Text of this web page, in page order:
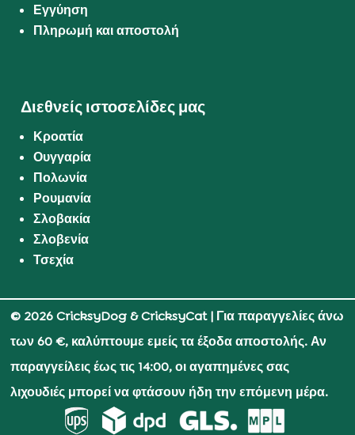
Εγγύηση
Πληρωμή και αποστολή
Διεθνείς ιστοσελίδες μας
Κροατία
Ουγγαρία
Πολωνία
Ρουμανία
Σλοβακία
Σλοβενία
Τσεχία
© 2026 CricksyDog & CricksyCat| Για παραγγελίες άνω
των 60 €, καλύπτουμε εμείς τα έξοδα αποστολής. Αν
παραγγείλεις έως τις 14:00, οι αγαπημένες σας
λιχουδιές μπορεί να φτάσουν ήδη την επόμενη μέρα.